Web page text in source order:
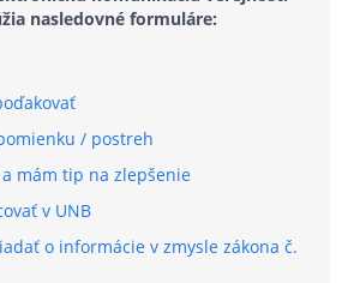
nasledovné formuláre:
/ postreh
mám tip na zlepšenie
v UNB
o informácie v zmysle zákona č.